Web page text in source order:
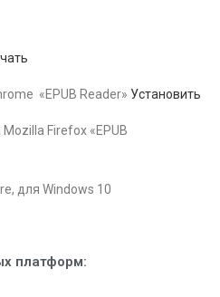
«EPUB Reader» Установить
Firefox «EPUB
для Windows 10
платформ: